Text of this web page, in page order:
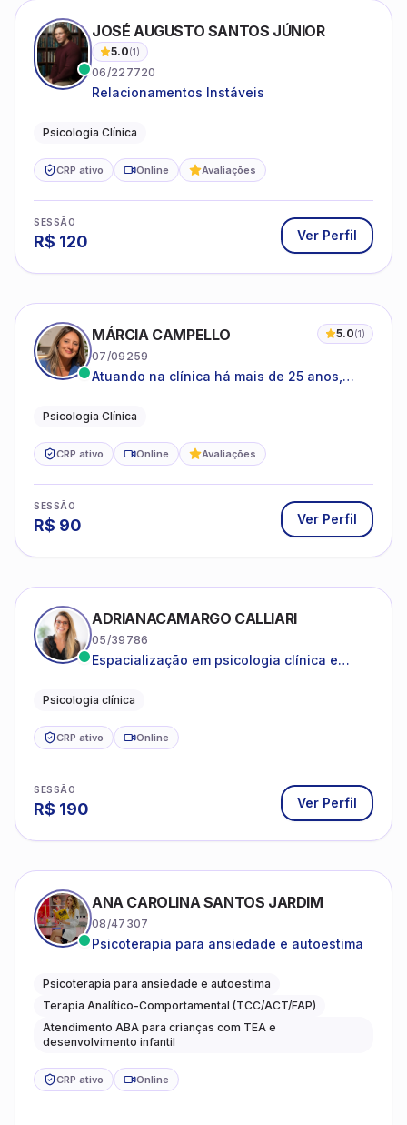
JOSÉ AUGUSTO SANTOS JÚNIOR
5.0(1)
06/227720
Relacionamentos Instáveis
Psicologia Clínica
CRP ativo Online Avaliações
SESSÃO
R$ 120 Ver Perfil
MÁRCIA CAMPELLO 5.0(1)
07/09259
Atuando na clínica há mais de 25 anos,
estruturas, com experiência em
Psicologia Clínica
CRP ativo Online Avaliações
SESSÃO
R$ 90 Ver Perfil
ADRIANACAMARGO CALLIARI
05/39786
Espacialização em psicologia clínica e
Psicologia clínica
CRP ativo Online
SESSÃO
R$ 190 Ver Perfil
ANA CAROLINA SANTOS JARDIM
08/47307
Psicoterapia para ansiedade e autoestima
Psicoterapia para ansiedade e autoestima
Terapia Analítico-Comportamental (TCC/ACT/FAP)
Atendimento ABA para crianças com TEA e
desenvolvimento infantil
CRP ativo Online